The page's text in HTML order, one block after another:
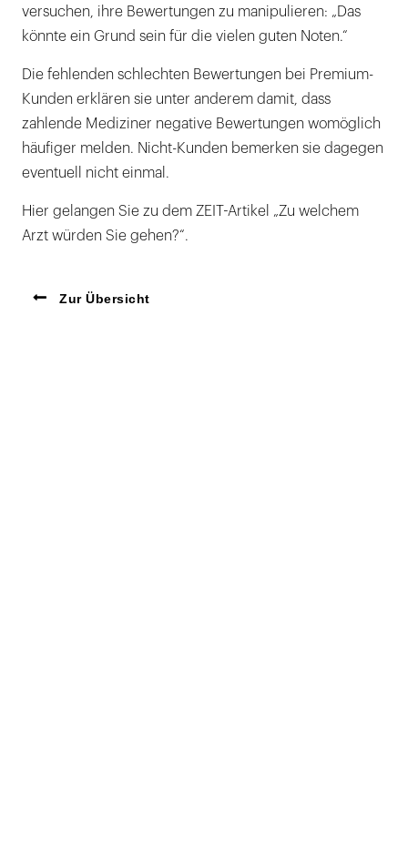
versuchen, ihre Bewertungen zu manipulieren: „Das
könnte ein Grund sein für die vielen guten Noten.“
Die fehlenden schlechten Bewertungen bei Premium-
Kunden erklären sie unter anderem damit, dass
zahlende Mediziner negative Bewertungen womöglich
häufiger melden. Nicht-Kunden bemerken sie dagegen
eventuell nicht einmal.
Hier gelangen Sie zu dem ZEIT-Artikel „Zu welchem
Arzt würden Sie gehen?“.
Zur Übersicht